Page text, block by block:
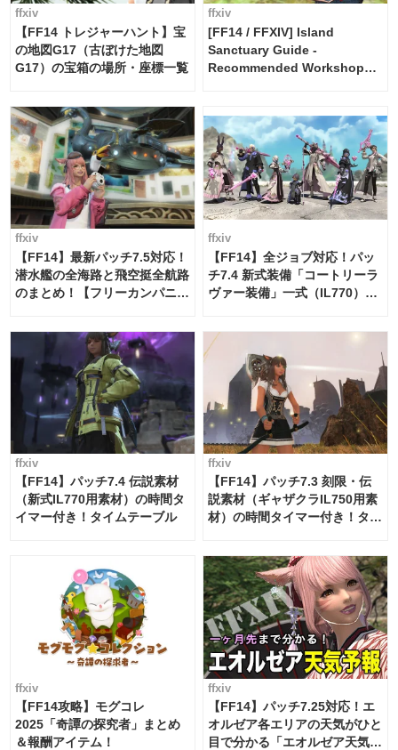
ffxiv
【FF14 トレジャーハント】宝
の地図G17（古ぼけた地図
G17）の宝箱の場所・座標一覧
ffxiv
[FF14 / FFXIV] Island
Sanctuary Guide -
Recommended Workshop
ffxiv
【FF14】最新パッチ7.5対応！
潜水艦の全海路と飛空挺全航路
のまとめ！【フリーカンパニ
ffxiv
【FF14】全ジョブ対応！パッ
チ7.4 新式装備「コートリーラ
ヴァー装備」一式（IL770）の
ffxiv
【FF14】パッチ7.4 伝説素材
（新式IL770用素材）の時間タ
イマー付き！タイムテーブル
ffxiv
【FF14】パッチ7.3 刻限・伝
説素材（ギャザクラIL750用素
材）の時間タイマー付き！タイ
ffxiv
【FF14攻略】モグコレ
2025「奇譚の探究者」まとめ
＆報酬アイテム！
ffxiv
【FF14】パッチ7.25対応！エ
オルゼア各エリアの天気がひと
目で分かる「エオルゼア天気予